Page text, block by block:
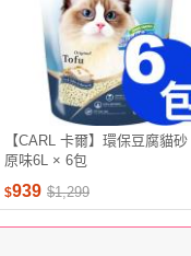
【CARL 卡爾】環保豆腐貓砂
原味6L × 6包
$939 $1,299